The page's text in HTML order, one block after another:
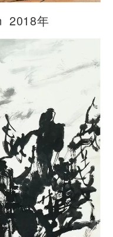
2018年